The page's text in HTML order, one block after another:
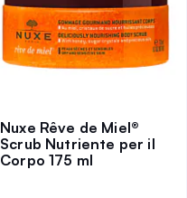
Nuxe Rêve de Miel®
Scrub Nutriente per il
Corpo 175 ml